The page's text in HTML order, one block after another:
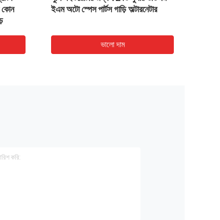
ইএম অটো স্পেস পার্টস গাড়ি অল্টারনেটার
ভালো দাম